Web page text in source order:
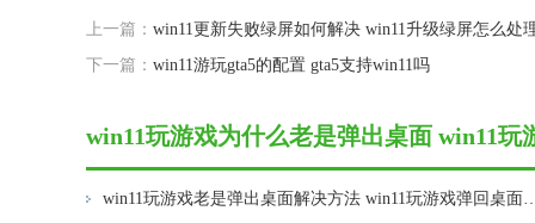
上一篇： win11更新失败绿屏如何解决 win11升级绿屏怎么处
下一篇： win11游玩gta5的配置 gta5支持win11吗
win11玩游戏为什么老是弹出桌面 win11
win11玩游戏老是弹出桌面解决方